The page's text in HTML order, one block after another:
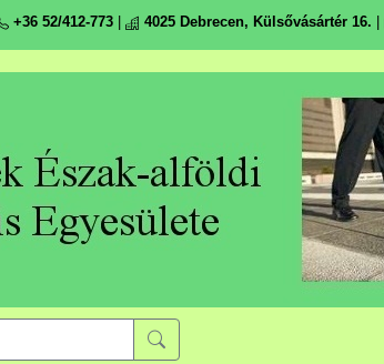
+36 52/412-773 4025 Debrecen, Külsővásártér 16.